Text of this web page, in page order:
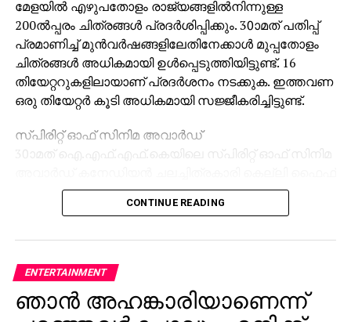
മേളയില്‍ എഴുപതോളം രാജ്യങ്ങളില്‍നിന്നുള്ള
200ല്‍പ്പരം ചിത്രങ്ങള്‍ പ്രദര്‍ശിപ്പിക്കും. 30ാമത് പതിപ്പ്
പ്രമാണിച്ച് മുന്‍വര്‍ഷങ്ങളിലേതിനേക്കാള്‍ മുപ്പതോളം
ചിത്രങ്ങള്‍ അധികമായി ഉള്‍പ്പെടുത്തിയിട്ടുണ്ട്. 16
തിയേറ്ററുകളിലായാണ് പ്രദര്‍ശനം നടക്കുക. ഇത്തവണ
ഒരു തിയേറ്റര്‍ കൂടി അധികമായി സജ്ജീകരിച്ചിട്ടുണ്ട്.
സ്പിരിറ്റ് ഓഫ് സിനിമ അവാര്‍ഡ്
30ാമത് ഐ.എഫ്.എഫ്.കെയിലെ സ്പിരിറ്റ് ഓഫ് സിനിമ
മാര്‍ഷലിന് സമ്മാനിക്കും. അഞ്ച് ലക്ഷം രൂപയും
ശില്‍പ്പവും പ്രശംസാപത്രവുമടങ്ങുന്നതാണ്
അനീതികള്‍ക്കെതിരെ പൊരുതുന്ന നിര്‍ഭയരായ വനിതാ
ചലച്ചിത്രപ്രവര്‍ത്തകരെ ആദരിക്കുന്നതിനുവേണ്ടി
26ാമത് ഐ.എഫ്.എഫ്.കെയിലാണ് ‘സ്പിരിറ്റ് ഓഫ്
CONTINUE READING
ENTERTAINMENT
ഞാന്‍ അഹങ്കാരിയാണെന്ന്